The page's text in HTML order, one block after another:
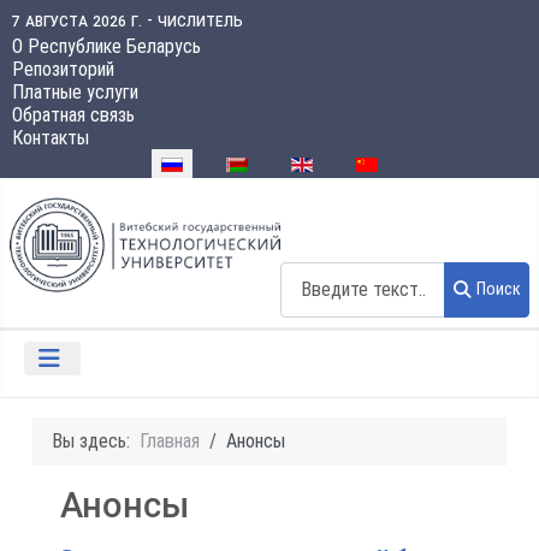
7 августа 2026 г. - числитель
О Республике Беларусь
Репозиторий
Платные услуги
Обратная связь
Контакты
Выберите язык
Поиск
Вы здесь: Главная Анонсы
Анонсы